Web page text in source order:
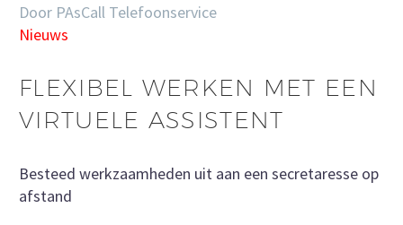
Door PAsCall Telefoonservice
Nieuws
FLEXIBEL WERKEN MET EEN
VIRTUELE ASSISTENT
Besteed werkzaamheden uit aan een secretaresse op
afstand